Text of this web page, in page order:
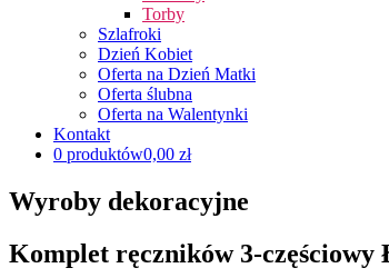
Torby
Szlafroki
Dzień Kobiet
Oferta na Dzień Matki
Oferta ślubna
Oferta na Walentynki
Kontakt
0 produktów0,00 zł
Wyroby dekoracyjne
Komplet ręczników 3-częściowy